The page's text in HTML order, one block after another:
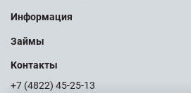
Информация
Займы
Контакты
+7 (4822) 45-25-13